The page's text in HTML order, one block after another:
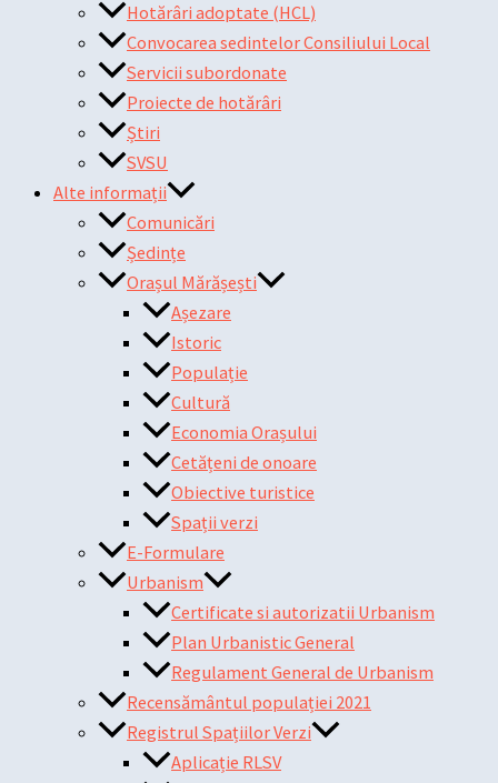
Hotărâri adoptate (HCL)
Convocarea sedintelor Consiliului Local
Servicii subordonate
Proiecte de hotărâri
Știri
SVSU
Alte informații
Comunicări
Ședințe
Orașul Mărășești
Așezare
Istoric
Populație
Cultură
Economia Orașului
Cetățeni de onoare
Obiective turistice
Spații verzi
E-Formulare
Urbanism
Certificate si autorizatii Urbanism
Plan Urbanistic General
Regulament General de Urbanism
Recensământul populației 2021
Registrul Spațiilor Verzi
Aplicație RLSV